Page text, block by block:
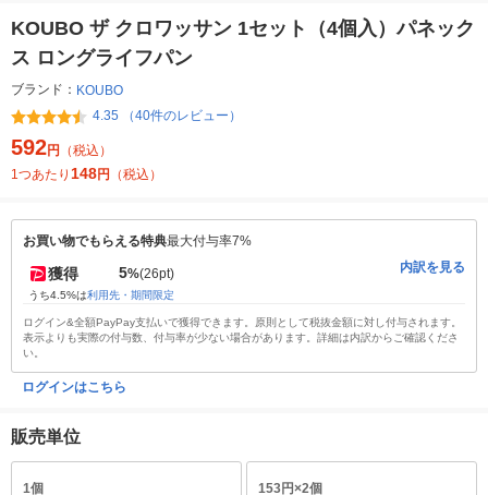
KOUBO ザ クロワッサン 1セット（4個入）パネック
ス ロングライフパン
ブランド： KOUBO
4.35 （40件のレビュー）
592円
（税込）
1つあたり 148円 （税込）
お買い物でもらえる特典最大付与率7%
獲得 5%(26pt)
うち4.5%は利用先・期間限定
内訳を見る
ログイン&全額PayPay支払いで獲得できます。原則として税抜金額に対し付与されます。
表示よりも実際の付与数、付与率が少ない場合があります。詳細は内訳からご確認くださ
い。
ログインはこちら
販売単位
1個
153円×2個